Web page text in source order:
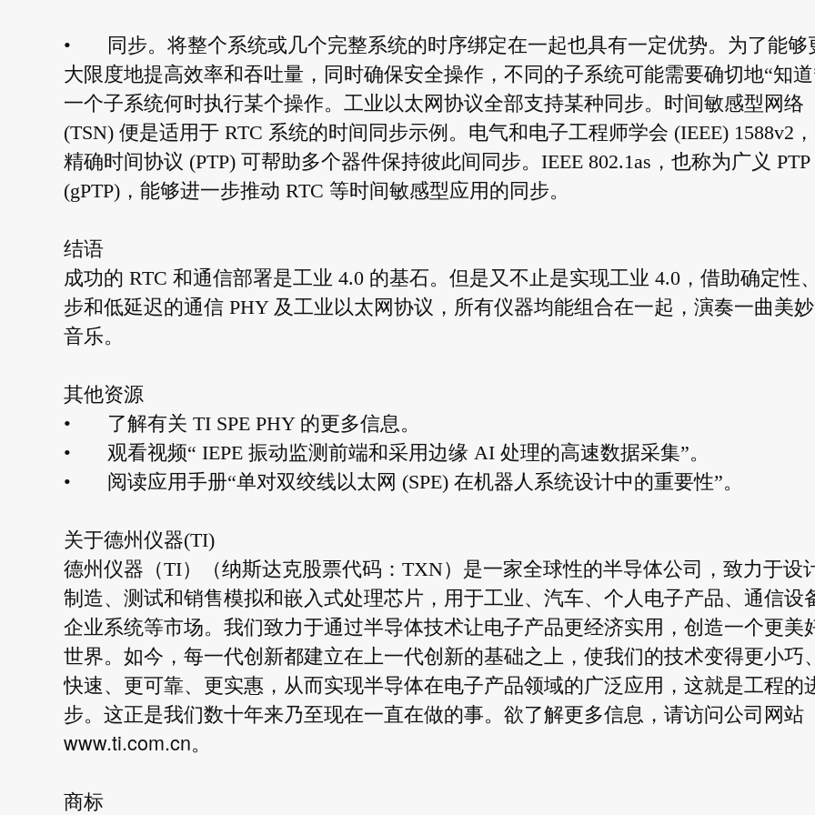
•
同步。将整个系统或几个完整系统的时序绑定在一起也具有一定优势。为了能够
大限度地提高效率和吞吐量，同时确保安全操作，不同的子系统可能需要确切地“知道
一个子系统何时执行某个操作。工业以太网协议全部支持某种同步。时间敏感型网络
(TSN) 便是适用于 RTC 系统的时间同步示例。电气和电子工程师学会 (IEEE) 1588v2
精确时间协议 (PTP) 可帮助多个器件保持彼此间同步。IEEE 802.1as，也称为广义 PTP
(gPTP)，能够进一步推动 RTC 等时间敏感型应用的同步。
结语
成功的 RTC 和通信部署是工业 4.0 的基石。但是又不止是实现工业 4.0，借助确定性
步和低延迟的通信 PHY 及工业以太网协议，所有仪器均能组合在一起，演奏一曲美
音乐。
其他资源
•
了解有关 TI SPE PHY 的更多信息。
•
观看视频“ IEPE 振动监测前端和采用边缘 AI 处理的高速数据采集”。
•
阅读应用手册“单对双绞线以太网 (SPE) 在机器人系统设计中的重要性”。
关于德州仪器(TI)
德州仪器（TI）（纳斯达克股票代码：TXN）是一家全球性的半导体公司，致力于设
制造、测试和销售模拟和嵌入式处理芯片，用于工业、汽车、个人电子产品、通信设
企业系统等市场。我们致力于通过半导体技术让电子产品更经济实用，创造一个更美
世界。如今，每一代创新都建立在上一代创新的基础之上，使我们的技术变得更小巧
快速、更可靠、更实惠，从而实现半导体在电子产品领域的广泛应用，这就是工程的
步。这正是我们数十年来乃至现在一直在做的事。欲了解更多信息，请访问公司网站
www.ti.com.cn。
商标